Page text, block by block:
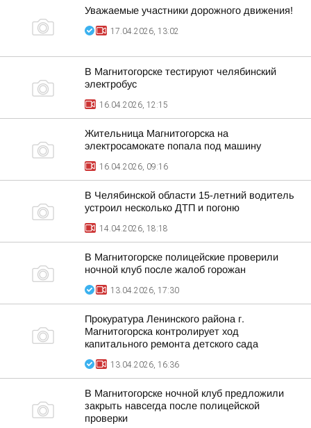
Уважаемые участники дорожного движения!
17.04.2026, 13:02
В Магнитогорске тестируют челябинский
электробус
16.04.2026, 12:15
Жительница Магнитогорска на
электросамокате попала под машину
16.04.2026, 09:16
В Челябинской области 15-летний водитель
устроил несколько ДТП и погоню
14.04.2026, 18:18
В Магнитогорске полицейские проверили
ночной клуб после жалоб горожан
13.04.2026, 17:30
Прокуратура Ленинского района г.
Магнитогорска контролирует ход
капитального ремонта детского сада
13.04.2026, 16:36
В Магнитогорске ночной клуб предложили
закрыть навсегда после полицейской
проверки